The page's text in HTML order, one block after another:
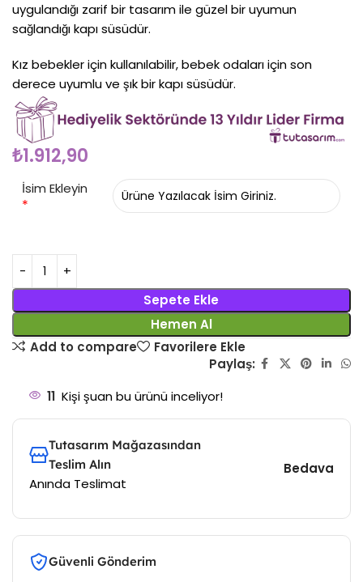
uygulandığı zarif bir tasarım ile güzel bir uyumun
sağlandığı kapı süsüdür.
Kız bebekler için kullanılabilir, bebek odaları için son
derece uyumlu ve şık bir kapı süsüdür.
₺1.912,90
İsim Ekleyin
*
Sepete Ekle
Hemen Al
Add to compare
Favorilere Ekle
Paylaş:
11 Kişi şuan bu ürünü inceliyor!
Tutasarım Mağazasından
Teslim Alın
Anında Teslimat
Bedava
Güvenli Gönderim